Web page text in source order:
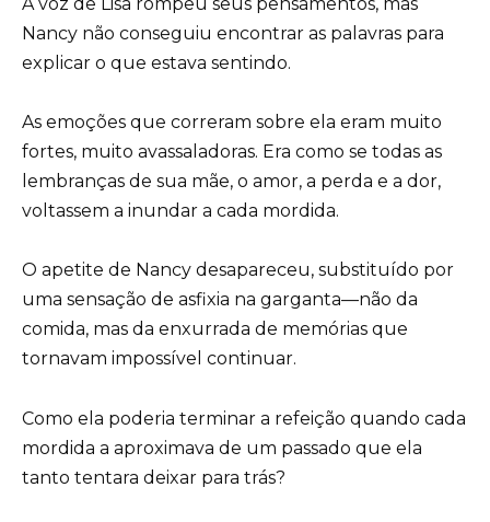
Nancy não conseguiu encontrar as palavras para
explicar o que estava sentindo.
As emoções que correram sobre ela eram muito
fortes, muito avassaladoras. Era como se todas as
lembranças de sua mãe, o amor, a perda e a dor,
voltassem a inundar a cada mordida.
O apetite de Nancy desapareceu, substituído por
uma sensação de asfixia na garganta—não da
comida, mas da enxurrada de memórias que
tornavam impossível continuar.
Como ela poderia terminar a refeição quando cada
mordida a aproximava de um passado que ela
tanto tentara deixar para trás?